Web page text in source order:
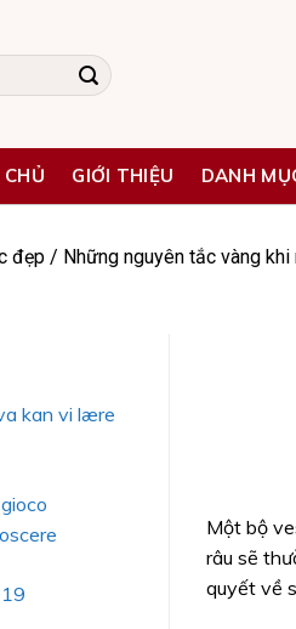
GIỚI THIỆU DANH
đẹp / Những nguyên tắc vàng
kan vi lære
Một bộ
râu sẽ
quyết về